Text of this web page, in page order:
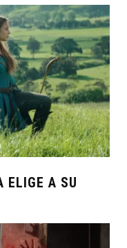
ELIGE A SU